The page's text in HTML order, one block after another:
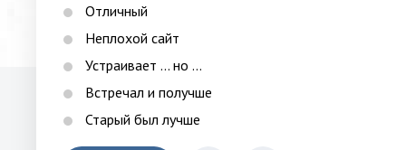
Отличный
Неплохой сайт
Устраивает ... но ...
Встречал и получше
Старый был лучше